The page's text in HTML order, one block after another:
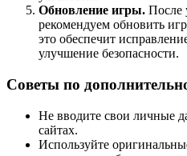
Обновление игры. После
рекомендуем обновить
это обеспечит
улучшение безопасности.
Советы по
Не вводите свои личные
сайтах.
Используйте